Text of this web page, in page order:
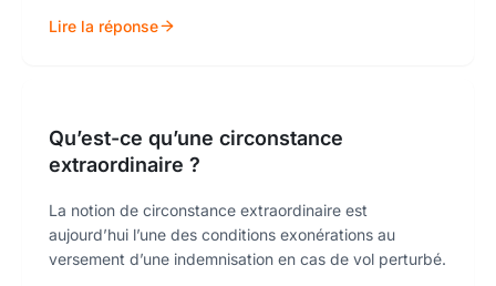
Lire la réponse
Qu’est-ce qu’une circonstance
extraordinaire ?
La notion de circonstance extraordinaire est
aujourd’hui l’une des conditions exonérations au
versement d’une indemnisation en cas de vol perturbé.